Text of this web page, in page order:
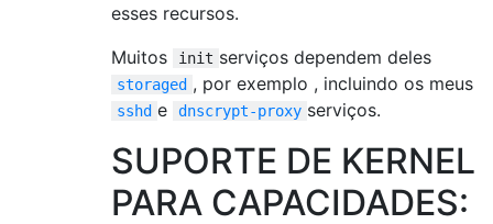
esses recursos.
Muitos
init serviços dependem deles
storaged , por exemplo , incluindo os meus
sshd e dnscrypt-proxy serviços.
SUPORTE DE KERNEL
PARA CAPACIDADES: